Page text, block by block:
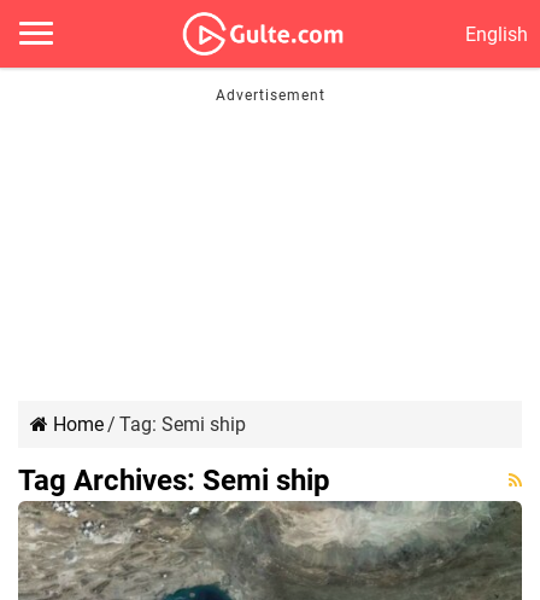
English
Home/ Tag: Semi ship
Tag Archives: Semi ship